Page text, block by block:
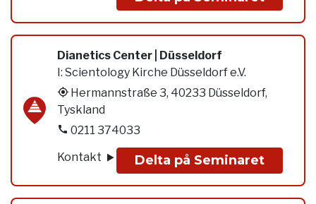
Dianetics Center | Düsseldorf
I: Scientology Kirche Düsseldorf e.V.
Hermannstraße 3, 40233 Düsseldorf,
Tyskland
0211 374033
Kontakt
Delta på Seminaret